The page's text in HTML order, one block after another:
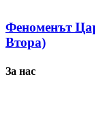
Феноменът
Втора)
За нас